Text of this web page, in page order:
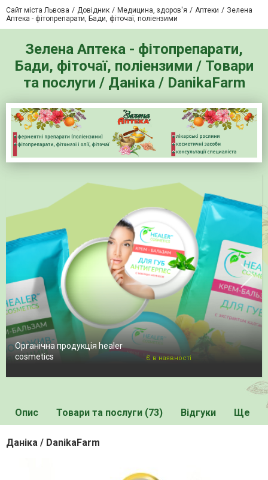
Сайт міста Львова Довідник Медицина, здоров'я Аптеки
Зелена
Аптека - фітопрепарати, Бади, фіточаї, поліензими
Зелена Аптека - фітопрепарати,
Бади, фіточаї, поліензими / Товари
та послуги / Даніка / DanikaFarm
Органічна продукція healer
cosmetics
Є в наявності
Опис Товари та послуги (73) Відгуки Ще
Даніка / DanikaFarm